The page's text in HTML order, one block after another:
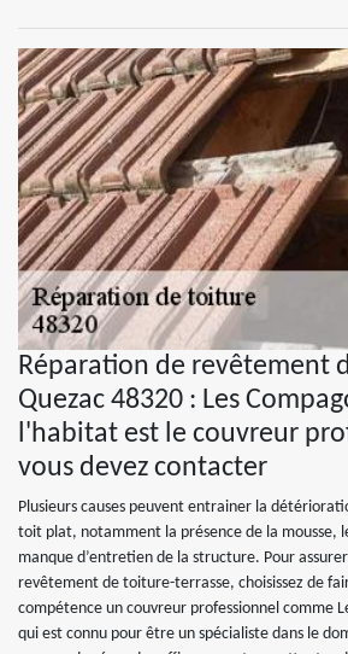
Réparation de revêtement
Quezac 48320 : Les
l'habitat est le couvreur
vous devez contacter
Plusieurs causes peuvent entrainer la
toit plat, notamment la présence de la mousse,
manque d’entretien de la structure. Pour
revêtement de toiture-terrasse, choisissez de
compétence un couvreur professionnel comme
qui est connu pour être un spécialiste dans le